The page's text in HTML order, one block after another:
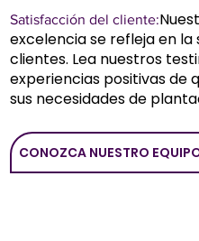
CONOZCA NUESTRO
Satisfacción del cliente:
excelencia se refleja en
clientes. Lea nuestros
experiencias positivas de
sus necesidades de